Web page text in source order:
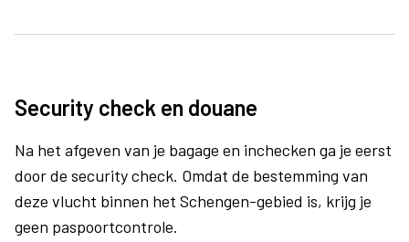
Security check en douane
Na het afgeven van je bagage en inchecken ga je eerst
door de security check. Omdat de bestemming van
deze vlucht binnen het Schengen-gebied is, krijg je
geen paspoortcontrole.